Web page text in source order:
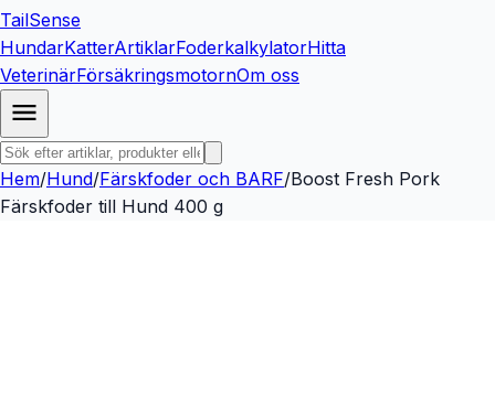
TailSense
HundarKatterArtiklarFoderkalkylatorHitta
VeterinärFörsäkringsmotornOm oss
Hem/Hund/Färskfoder och BARF/Boost Fresh Pork
Färskfoder till Hund 400 g